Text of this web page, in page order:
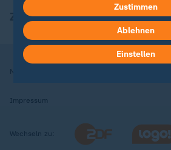
ZDFheute Apps
Nutzungsbedingungen
Impressum
Wechseln zu:
kannst du jederzeit mit Wirkung
in deinen Einstellungen
Hier findest du das Impressum.
Weitere Informationen findest
Zustimmen
Ablehnen
Einstellen